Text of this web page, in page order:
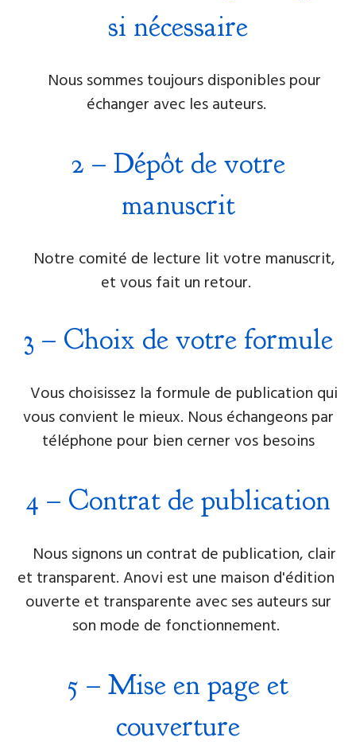
si nécessaire
Nous sommes toujours disponibles pour
échanger avec les auteurs.
2 – Dépôt de votre
manuscrit
Notre comité de lecture lit votre manuscrit,
et vous fait un retour.
3 – Choix de votre formule
Vous choisissez la formule de publication qui
vous convient le mieux. Nous échangeons par
téléphone pour bien cerner vos besoins
4 – Contrat de publication
Nous signons un contrat de publication, clair
et transparent. Anovi est une maison d'édition ​
ouverte et transparente avec ses auteurs sur
son mode de fonctionnement.
5 – Mise en page et
couverture